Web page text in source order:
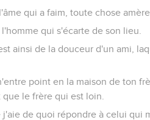
qui a faim, toute chose
qui s'écarte de son lieu.
ainsi de la douceur d'un ami,
point en la maison de ton
le frère qui est loin.
de quoi répondre à celui qui